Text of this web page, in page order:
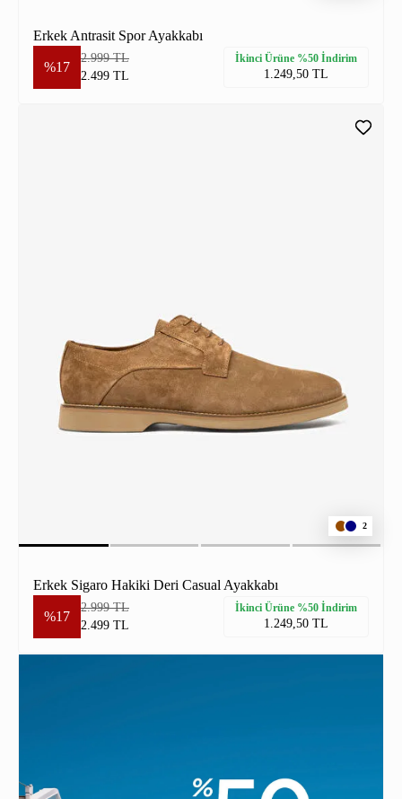
Erkek Antrasit Spor Ayakkabı
%17
2.999 TL
2.499 TL
İkinci Ürüne %50 İndirim
1.249,50 TL
2
Erkek Sigaro Hakiki Deri Casual Ayakkabı
%17
2.999 TL
2.499 TL
İkinci Ürüne %50 İndirim
1.249,50 TL